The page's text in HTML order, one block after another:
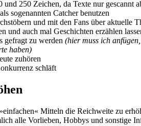
und 250 Zeichen, da Texte nur gescannt
sogenannten Catcher benutzen
und mit den Fans über aktuelle
und auch mal Geschichten erzählen
gefragt zu werden (hier muss ich
haben)
zuhören
schläft
Mitteln die Reichweite zu
alle Vorlieben, Hobbys und sonstige